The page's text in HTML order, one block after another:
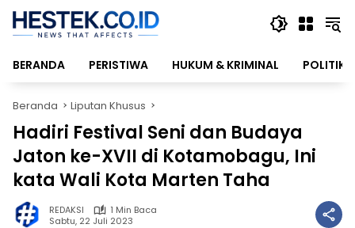
Langsung
konten
BERANDA
PERISTIWA HUKUM & KRIMINAL POLITIK
Beranda Liputan Khusus
Hadiri Festival Seni dan Budaya
Jaton ke-XVII di Kotamobagu, Ini
kata Wali Kota Marten Taha
REDAKSI
1 Min Baca
Sabtu, 22 Juli 2023